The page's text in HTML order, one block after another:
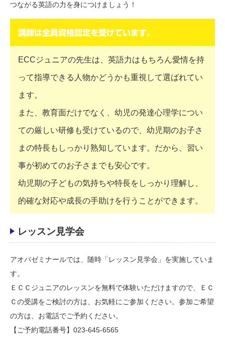
つながる英語の力を身につけましょう！
講師は全員資格認定を受けています。
ECCジュニアの先生は、英語力はもちろん愛情を持
って指導できる人物かどうかも重視して選ばれてい
ます。
また、教育面だけでなく、幼児の発達心理学につい
ての厳しい研修も受けているので、幼児期のお子さ
まの特長もしっかり熟知しています。だから、習い
事が初めてのお子さまでも安心です。
幼児期の子どもの気持ちや特長をしっかり理解し、
的確な対応や成長の手助けを行うことができます。
レッスン見学会
アオバゼミナールでは、随時「レッスン見学会」を実施していま
す。
ＥＣＣジュニアのレッスンを無料で体験いただけますので、ＥＣ
Ｃの受講をご検討の方は、お気軽にご参加ください。参加ご希望
の方は、お電話でご予約ください。
【ご予約電話番号】023-645-6565